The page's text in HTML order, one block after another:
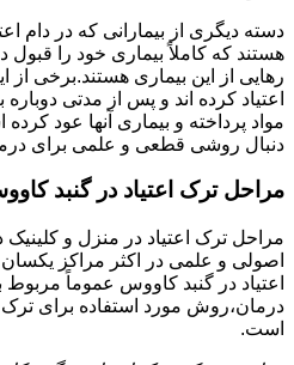
دسته دیگری از بیمارانی که در دام
هستند که کاملاً بیماری خود را قبول
رهایی از این بیماری هستند.برخی از
اعتیاد کرده اند و پس از مدتی
مواد پرداخته و بیماری آنها عود کرده
دنبال روشی قطعی و علمی برای
مراحل ترک اعتیاد در گنبد
مراحل ترک اعتیاد در منزل و
اصولی و علمی در اکثر مراکز
اعتیاد در گنبد کاووس عموماً
درمان،روش مورد استفاده برای
است.